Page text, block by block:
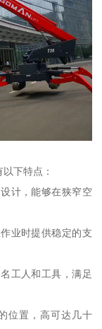
下特点：
计，能够在狭窄空
业时提供稳定的支
工人和工具，满足
位置，高可达几十